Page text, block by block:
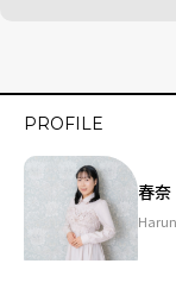
PROFILE
春奈